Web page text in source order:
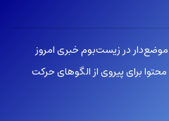
در زیست‌بوم خبری امروز
برای پیروی از الگوهای حرکت